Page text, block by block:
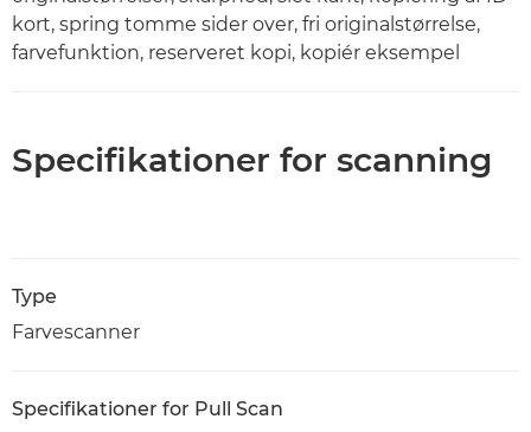
kort, spring tomme sider over, fri originalstørrelse,
farvefunktion, reserveret kopi, kopiér eksempel
Specifikationer for scanning
Type
Farvescanner
Specifikationer for Pull Scan